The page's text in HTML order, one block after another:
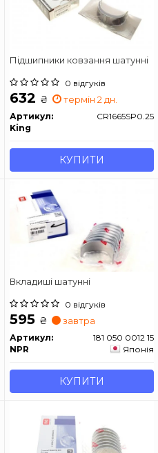
Підшипники ковзання шатунні
0 відгуків
632 ₴ термін 2 дн.
Артикул:
CR1665SP0.25
King
КУПИТИ
Вкладиші шатунні
0 відгуків
595 ₴ завтра
Артикул:
181 050 0012 15
NPR
Японія
КУПИТИ